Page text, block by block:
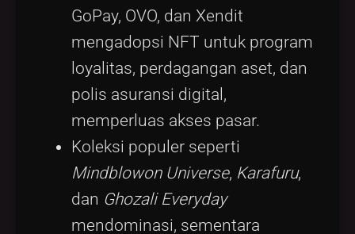
GoPay, OVO, dan Xendit
mengadopsi NFT untuk program
loyalitas, perdagangan aset, dan
polis asuransi digital,
memperluas akses pasar.
Koleksi populer seperti
Mindblowon Universe, Karafuru,
dan Ghozali Everyday
mendominasi, sementara